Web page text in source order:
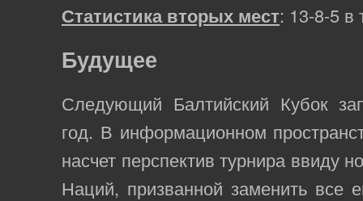
Статистика вторых мест: 13-8-5 в
Будущее
Следующий Балтийский Кубок
год. В информационном
насчет перспектив турнира ввиду
Наций, призванной заменить все